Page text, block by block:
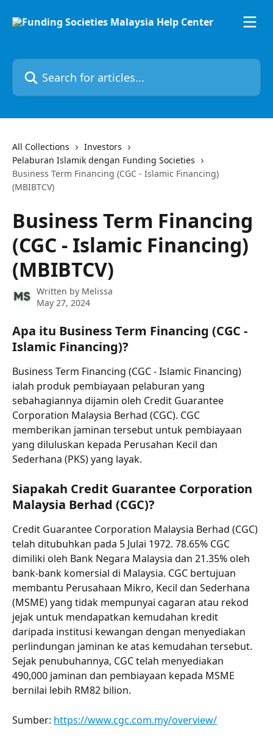
Search for articles...
All Collections
Investors
Pelaburan Islamik dengan Funding Societies
Business Term Financing (CGC - Islamic Financing)
(MBIBTCV)
Business Term Financing
(CGC - Islamic Financing)
(MBIBTCV)
Written by Melissa
May 27, 2024
Apa itu Business Term Financing (CGC -
Islamic Financing)?
Business Term Financing (CGC - Islamic Financing)
ialah produk pembiayaan pelaburan yang
sebahagiannya dijamin oleh Credit Guarantee
Corporation Malaysia Berhad (CGC). CGC
memberikan jaminan tersebut untuk pembiayaan
yang diluluskan kepada Perusahan Kecil dan
Sederhana (PKS) yang layak.
Siapakah Credit Guarantee Corporation
Malaysia Berhad (CGC)?
Credit Guarantee Corporation Malaysia Berhad (CGC)
telah ditubuhkan pada 5 Julai 1972. 78.65% CGC
dimiliki oleh Bank Negara Malaysia dan 21.35% oleh
bank-bank komersial di Malaysia. CGC bertujuan
membantu Perusahaan Mikro, Kecil dan Sederhana
(MSME) yang tidak mempunyai cagaran atau rekod
jejak untuk mendapatkan kemudahan kredit
daripada institusi kewangan dengan menyediakan
perlindungan jaminan ke atas kemudahan tersebut.
Sejak penubuhannya, CGC telah menyediakan
490,000 jaminan dan pembiayaan kepada MSME
bernilai lebih RM82 bilion.
Sumber: https://www.cgc.com.my/overview/